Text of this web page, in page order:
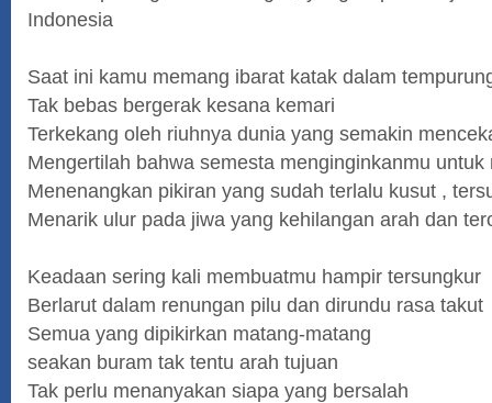
Indonesia
Saat ini kamu memang ibarat katak dalam
Tak bebas bergerak kesana kemari
Terkekang oleh riuhnya dunia yang semakin
Mengertilah bahwa semesta menginginkanmu untuk
Menenangkan pikiran yang sudah terlalu kusut ,
Menarik ulur pada jiwa yang kehilangan arah dan
Keadaan sering kali membuatmu hampir tersungkur
Berlarut dalam renungan pilu dan dirundu rasa takut
Semua yang dipikirkan matang-matang
seakan buram tak tentu arah tujuan
Tak perlu menanyakan siapa yang bersalah